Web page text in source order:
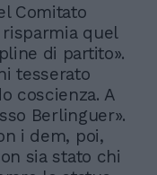
Comitato
quel
di partito».
tesserato
coscienza. A
Berlinguer».
i dem, poi,
sia stato chi